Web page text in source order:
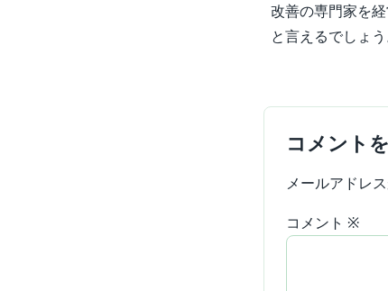
改善の専門家を
と言えるでしょう
コメント
メールアドレ
コメント ※